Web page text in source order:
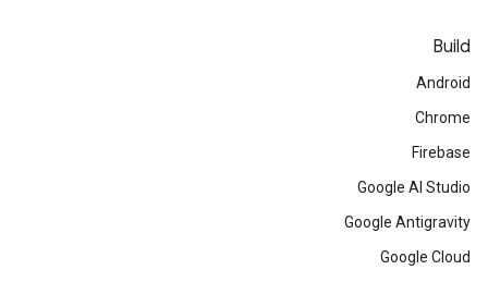
Build
Android
Chrome
Firebase
Google AI Studio
Google Antigravity
Google Cloud